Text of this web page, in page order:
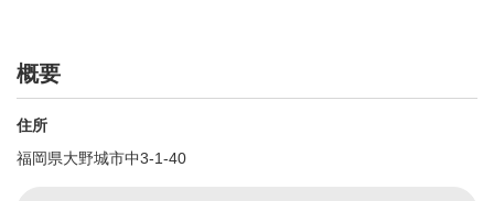
概要
住所
福岡県大野城市中3-1-40